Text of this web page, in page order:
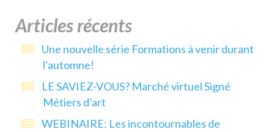
Articles récents
Une nouvelle série Formations à venir durant
l’automne!
LE SAVIEZ-VOUS? Marché virtuel Signé
Métiers d’art
WEBINAIRE: Les incontournables de